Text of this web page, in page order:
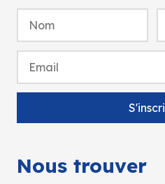
Nous trouver